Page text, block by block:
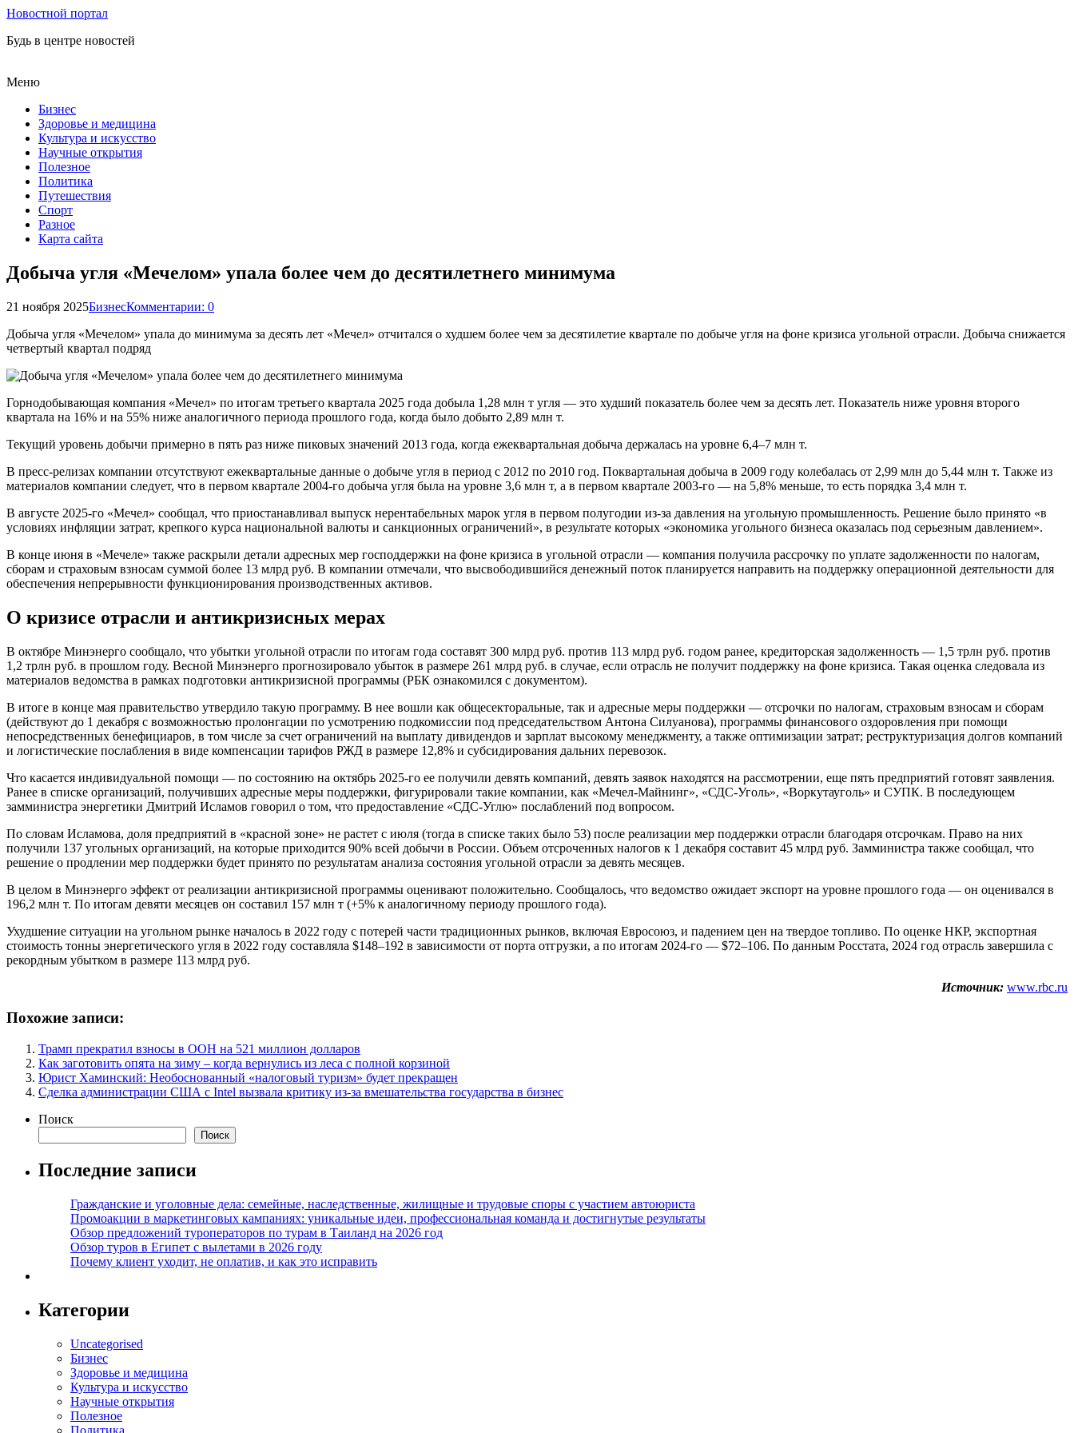
Новостной портал
Будь в центре новостей
Меню
Бизнес
Здоровье и медицина
Культура и искусство
Научные открытия
Полезное
Политика
Путешествия
Спорт
Разное
Карта сайта
Добыча угля «Мечелом» упала более чем до десятилетнего минимума
21 ноября 2025БизнесКомментарии: 0
Добыча угля «Мечелом» упала до минимума за десять лет «Мечел» отчитался о худшем более чем за десятилетие квартале по добыче угля на фоне кризиса угольной отрасли. Добыча снижается
четвертый квартал подряд
Горнодобывающая компания «Мечел» по итогам третьего квартала 2025 года добыла 1,28 млн т угля — это худший показатель более чем за десять лет. Показатель ниже уровня второго
квартала на 16% и на 55% ниже аналогичного периода прошлого года, когда было добыто 2,89 млн т.
Текущий уровень добычи примерно в пять раз ниже пиковых значений 2013 года, когда ежеквартальная добыча держалась на уровне 6,4–7 млн т.
В пресс-релизах компании отсутствуют ежеквартальные данные о добыче угля в период с 2012 по 2010 год. Поквартальная добыча в 2009 году колебалась от 2,99 млн до 5,44 млн т. Также из
материалов компании следует, что в первом квартале 2004-го добыча угля была на уровне 3,6 млн т, а в первом квартале 2003-го — на 5,8% меньше, то есть порядка 3,4 млн т.
В августе 2025-го «Мечел» сообщал, что приостанавливал выпуск нерентабельных марок угля в первом полугодии из-за давления на угольную промышленность. Решение было принято «в
условиях инфляции затрат, крепкого курса национальной валюты и санкционных ограничений», в результате которых «экономика угольного бизнеса оказалась под серьезным давлением».
В конце июня в «Мечеле» также раскрыли детали адресных мер господдержки на фоне кризиса в угольной отрасли — компания получила рассрочку по уплате задолженности по налогам,
сборам и страховым взносам суммой более 13 млрд руб. В компании отмечали, что высвободившийся денежный поток планируется направить на поддержку операционной деятельности для
обеспечения непрерывности функционирования производственных активов.
О кризисе отрасли и антикризисных мерах
В октябре Минэнерго сообщало, что убытки угольной отрасли по итогам года составят 300 млрд руб. против 113 млрд руб. годом ранее, кредиторская задолженность — 1,5 трлн руб. против
1,2 трлн руб. в прошлом году. Весной Минэнерго прогнозировало убыток в размере 261 млрд руб. в случае, если отрасль не получит поддержку на фоне кризиса. Такая оценка следовала из
материалов ведомства в рамках подготовки антикризисной программы (РБК ознакомился с документом).
В итоге в конце мая правительство утвердило такую программу. В нее вошли как общесекторальные, так и адресные меры поддержки — отсрочки по налогам, страховым взносам и сборам
(действуют до 1 декабря с возможностью пролонгации по усмотрению подкомиссии под председательством Антона Силуанова), программы финансового оздоровления при помощи
непосредственных бенефициаров, в том числе за счет ограничений на выплату дивидендов и зарплат высокому менеджменту, а также оптимизации затрат; реструктуризация долгов компаний
и логистические послабления в виде компенсации тарифов РЖД в размере 12,8% и субсидирования дальних перевозок.
Что касается индивидуальной помощи — по состоянию на октябрь 2025-го ее получили девять компаний, девять заявок находятся на рассмотрении, еще пять предприятий готовят заявления.
Ранее в списке организаций, получивших адресные меры поддержки, фигурировали такие компании, как «Мечел-Майнинг», «СДС-Уголь», «Воркутауголь» и СУПК. В последующем
замминистра энергетики Дмитрий Исламов говорил о том, что предоставление «СДС-Углю» послаблений под вопросом.
По словам Исламова, доля предприятий в «красной зоне» не растет с июля (тогда в списке таких было 53) после реализации мер поддержки отрасли благодаря отсрочкам. Право на них
получили 137 угольных организаций, на которые приходится 90% всей добычи в России. Объем отсроченных налогов к 1 декабря составит 45 млрд руб. Замминистра также сообщал, что
решение о продлении мер поддержки будет принято по результатам анализа состояния угольной отрасли за девять месяцев.
В целом в Минэнерго эффект от реализации антикризисной программы оценивают положительно. Сообщалось, что ведомство ожидает экспорт на уровне прошлого года — он оценивался в
196,2 млн т. По итогам девяти месяцев он составил 157 млн т (+5% к аналогичному периоду прошлого года).
Ухудшение ситуации на угольном рынке началось в 2022 году с потерей части традиционных рынков, включая Евросоюз, и падением цен на твердое топливо. По оценке НКР, экспортная
стоимость тонны энергетического угля в 2022 году составляла $148–192 в зависимости от порта отгрузки, а по итогам 2024-го — $72–106. По данным Росстата, 2024 год отрасль завершила с
рекордным убытком в размере 113 млрд руб.
Источник: www.rbc.ru
Похожие записи:
Трамп прекратил взносы в ООН на 521 миллион долларов
Как заготовить опята на зиму – когда вернулись из леса с полной корзиной
Юрист Хаминский: Необоснованный «налоговый туризм» будет прекращен
Сделка администрации США с Intel вызвала критику из-за вмешательства государства в бизнес
Поиск
Поиск
Последние записи
Гражданские и уголовные дела: семейные, наследственные, жилищные и трудовые споры с участием автоюриста
Промоакции в маркетинговых кампаниях: уникальные идеи, профессиональная команда и достигнутые результаты
Обзор предложений туроператоров по турам в Таиланд на 2026 год
Обзор туров в Египет с вылетами в 2026 году
Почему клиент уходит, не оплатив, и как это исправить
Категории
Uncategorised
Бизнес
Здоровье и медицина
Культура и искусство
Научные открытия
Полезное
Политика